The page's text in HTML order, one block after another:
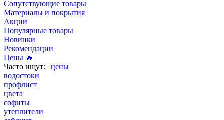
Сопутствующие товары
Материалы и покрытия
Акции
Популярные товары
Новинки
Рекомендации
Цены 🔥
цены
водостоки
профлист
цвета
софиты
утеплители